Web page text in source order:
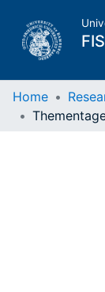
FIS
Home
Home